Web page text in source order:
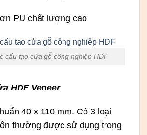
PU chất lượng cao
cấu tạo cửa gỗ công nghiệp HDF
HDF Veneer
40 x 110 mm. Có 3 loại
thường được sử dụng trong